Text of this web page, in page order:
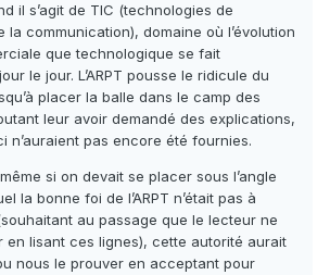
il s’agit de TIC (technologies de
la communication), domaine où l’évolution
que technologique se fait
le jour. L’ARPT pousse le ridicule du
placer la balle dans le camp des
leur avoir demandé des explications,
n’auraient pas encore été fournies.
si on devait se placer sous l’angle
la bonne foi de l’ARPT n’était pas à
au passage que le lecteur ne
en lisant ces lignes), cette autorité aurait
nous le prouver en acceptant pour